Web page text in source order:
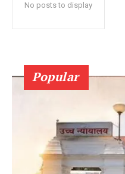
No posts to display
Popular